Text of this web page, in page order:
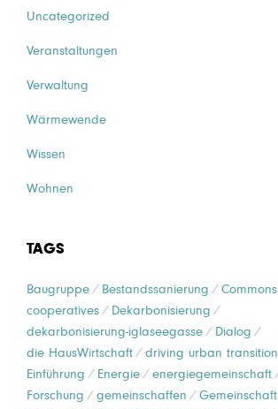
Uncategorized
Veranstaltungen
Verwaltung
Wärmewende
Wissen
Wohnen
TAGS
Baugruppe Bestandssanierung
Commons
cooperatives
Dekarbonisierung
dekarbonisierung-iglaseegasse
Dialog
die HausWirtschaft
driving urban transition
Einführung
Energie energiegemeinschaft
Forschung
gemeinschaffen
Gemeinschaft